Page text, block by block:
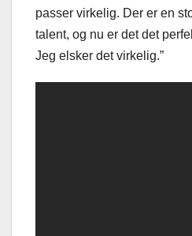
passer virkelig. Der er en
talent, og nu er det det
Jeg elsker det virkelig.”